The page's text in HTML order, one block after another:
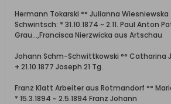
Hermann Tokarski °° Julianna Wiesniewska
Schwintsch: * 31.10.1874 ~ 2.11. Paul Anton
Grau...,Francisca Nierzwicka aus Artschau
Johann Schm-Schwittkowski °° Catharina
+ 21.10.1877 Joseph 21 Tg.
Franz Klatt Arbeiter aus Rotmandorf °°
* 15.3.1894 ~ 2.5.1894 Franz Johann